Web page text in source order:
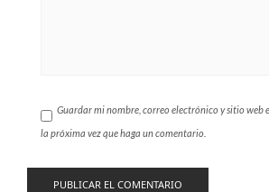
Guardar mi nombre, correo electrónico y sitio web
la próxima vez que haga un comentario.